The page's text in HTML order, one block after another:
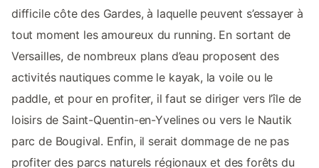
difficile côte des Gardes, à laquelle peuvent s’essayer à
tout moment les amoureux du running. En sortant de
Versailles, de nombreux plans d’eau proposent des
activités nautiques comme le kayak, la voile ou le
paddle, et pour en profiter, il faut se diriger vers l’île de
loisirs de Saint-Quentin-en-Yvelines ou vers le Nautik
parc de Bougival. Enfin, il serait dommage de ne pas
profiter des parcs naturels régionaux et des forêts du